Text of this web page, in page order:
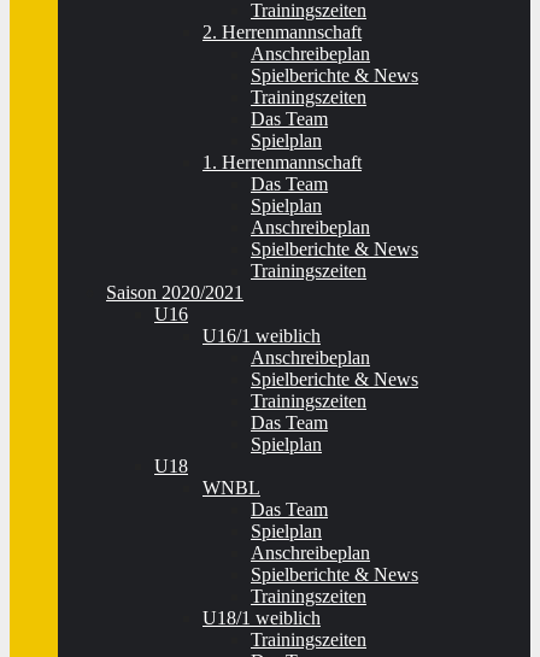
Trainingszeiten
2. Herrenmannschaft
Anschreibeplan
Spielberichte & News
Trainingszeiten
Das Team
Spielplan
1. Herrenmannschaft
Das Team
Spielplan
Anschreibeplan
Spielberichte & News
Trainingszeiten
Saison 2020/2021
U16
U16/1 weiblich
Anschreibeplan
Spielberichte & News
Trainingszeiten
Das Team
Spielplan
U18
WNBL
Das Team
Spielplan
Anschreibeplan
Spielberichte & News
Trainingszeiten
U18/1 weiblich
Trainingszeiten